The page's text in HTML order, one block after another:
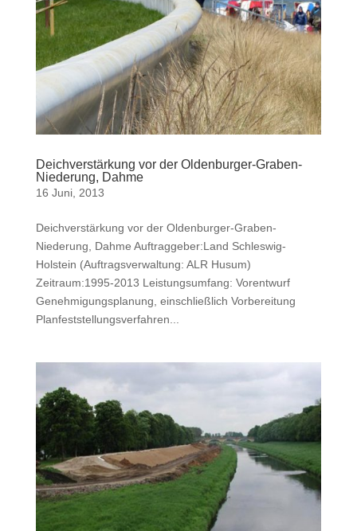
Deichverstärkung vor der Oldenburger-Graben-
Niederung, Dahme
16 Juni, 2013
Deichverstärkung vor der Oldenburger-Graben-
Niederung, Dahme Auftraggeber:Land Schleswig-
Holstein (Auftragsverwaltung: ALR Husum)
Zeitraum:1995-2013 Leistungsumfang: Vorentwurf
Genehmigungsplanung, einschließlich Vorbereitung
Planfeststellungsverfahren...